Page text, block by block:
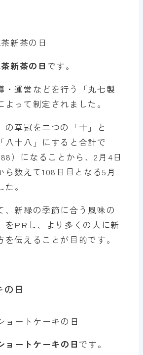
新茶の日 です。
・運営などを行う「丸七製
って制定されました。
の草冠を二つの「十」と
八十八」にすると合計で
）になることから、2月4日
ら数えて108日目となる5月
。
、新緑の季節に合う風味の
をPRし、より多くの人に新
を伝えることが目的です。
日
ョートケーキの日 です。